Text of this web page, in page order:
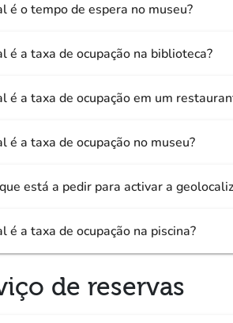
é o tempo de espera no museu?
é a taxa de ocupação na biblioteca?
é a taxa de ocupação em um
é a taxa de ocupação no museu?
está a pedir para activar a
é a taxa de ocupação na piscina?
de reservas